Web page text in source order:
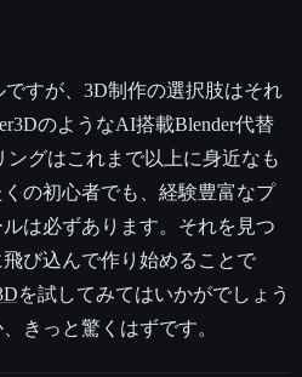
ですが、3D制作の選択肢はそれ
のようなAI搭載Blender代替
グはこれまで以上に身近なも
の初心者でも、経験豊富なプ
は必ずあります。それを見つ
び込んで作り始めることで
を試してみてはいかがでしょう
きっと驚くはずです。